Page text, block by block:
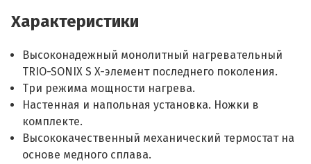
Характеристики
Высоконадежный монолитный нагревательный
TRIO-SONIX S X-элемент последнего поколения.
Три режима мощности нагрева.
Настенная и напольная установка. Ножки в
комплекте.
Высококачественный механический термостат на
основе медного сплава.